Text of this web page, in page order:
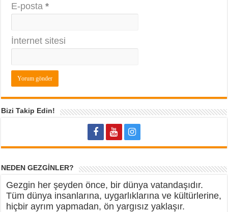
E-posta*
İnternet sitesi
Bizi Takip Edin!
NEDEN GEZGİNLER?
Gezgin her şeyden önce, bir dünya vatandaşıdır.
Tüm dünya insanlarına, uygarlıklarına ve kültürlerine,
hiçbir ayrım yapmadan, ön yargısız yaklaşır.